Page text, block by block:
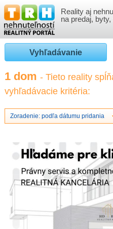
Reality aj
na predaj,
NEHNUTEĽNOSTI
BYTY
NOVOSTAVBY
NEBYTOVÉ PRIESTORY
GARÁŽE
VLOŽIŤ NEHNUTEĽNOSTI
PRIHLÁSENIE
REGISTRÁCIA
VÝVOJ CIEN REALÍT
ČLÁNKY O REALITÁCH
FINANCIE
O NÁS
INFO
REALITNÁ INZERCIA NA TRH.SK
CENNÍK REALITNEJ INZERCIE
Vyhľadávanie
1 dom - Tieto reality
vyhľadávacie kritéria:
Zoradenie: podľa dátumu pridania